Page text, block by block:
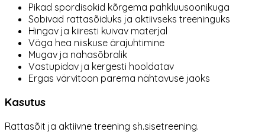
Pikad spordisokid kõrgema pahkluusoonikuga
Sobivad rattasõiduks ja aktiivseks treeninguks
Hingav ja kiiresti kuivav materjal
Väga hea niiskuse ärajuhtimine
Mugav ja nahasõbralik
Vastupidav ja kergesti hooldatav
Ergas värvitoon parema nähtavuse jaoks
Kasutus
Rattasõit ja aktiivne treening sh.sisetreening.